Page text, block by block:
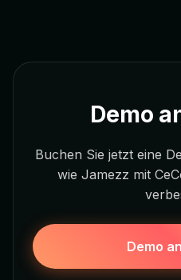
Demo
Buchen Sie jetzt eine
wie Jamezz mit
Demo